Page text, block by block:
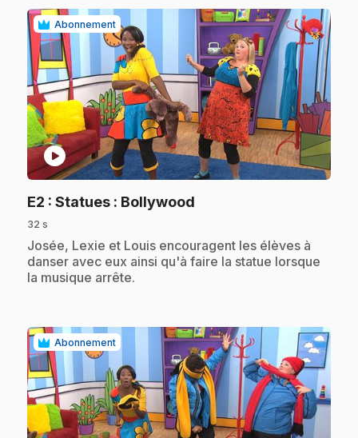
Abonnement
play_circle
E2 : Statues : Bollywood
32 s
.Josée, Lexie et Louis encouragent les élèves à
danser avec eux ainsi qu'à faire la statue lorsque
la musique arrête.
Abonnement